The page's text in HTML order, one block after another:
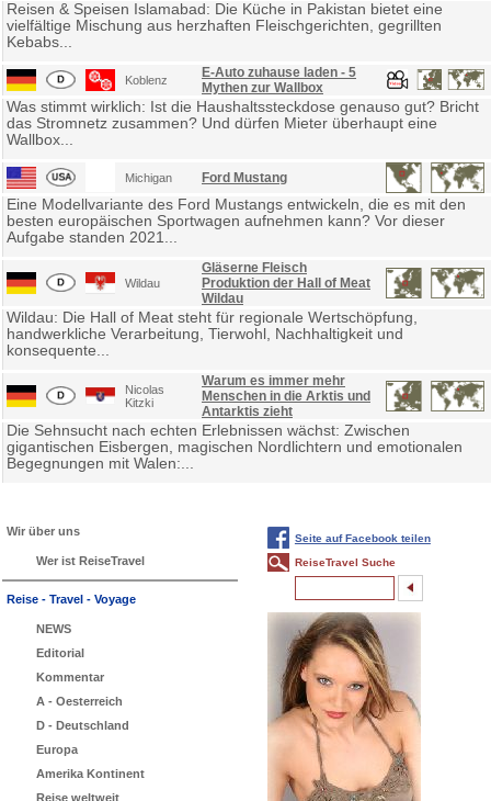
Reisen & Speisen Islamabad: Die Küche in Pakistan bietet eine
vielfältige Mischung aus herzhaften Fleischgerichten, gegrillten
Kebabs...
Koblenz
E-Auto zuhause laden - 5
Mythen zur Wallbox
Was stimmt wirklich: Ist die Haushaltssteckdose genauso gut? Bricht
das Stromnetz zusammen? Und dürfen Mieter überhaupt eine
Wallbox...
Michigan Ford Mustang
Eine Modellvariante des Ford Mustangs entwickeln, die es mit den
besten europäischen Sportwagen aufnehmen kann? Vor dieser
Aufgabe standen 2021...
Wildau
Gläserne Fleisch
Produktion der Hall of Meat
Wildau
Wildau: Die Hall of Meat steht für regionale Wertschöpfung,
handwerkliche Verarbeitung, Tierwohl, Nachhaltigkeit und
konsequente...
Nicolas
Kitzki
Warum es immer mehr
Menschen in die Arktis und
Antarktis zieht
Die Sehnsucht nach echten Erlebnissen wächst: Zwischen
gigantischen Eisbergen, magischen Nordlichtern und emotionalen
Begegnungen mit Walen:...
Wir über uns
Wer ist ReiseTravel
Reise - Travel - Voyage
NEWS
Editorial
Kommentar
A - Oesterreich
D - Deutschland
Europa
Amerika Kontinent
Reise weltweit
Seite auf Facebook teilen
ReiseTravel Suche